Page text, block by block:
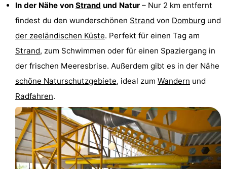
&
Städte
Natur
Führungen
Sport
Schwimmbader
Radfahren
Wandern
In der Nähe von Strand und Natur – Nur 2 km entfernt
findest du den wunderschönen Strand von Domburg und
der zeeländischen Küste. Perfekt für einen Tag am
Strand, zum Schwimmen oder für einen Spaziergang in
der frischen Meeresbrise. Außerdem gibt es in der Nähe
schöne Naturschutzgebiete, ideal zum Wandern und
Radfahren.